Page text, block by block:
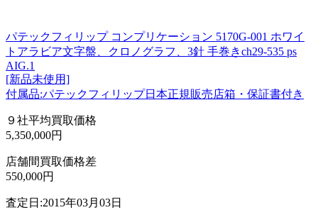
パテックフィリップ コンプリケーション 5170G-001 ホワイ
トアラビア文字盤、クロノグラフ、3針 手巻きch29-535 ps
AIG.1
[新品未使用]
付属品:パテックフィリップ日本正規販売店箱・保証書付き
９社平均買取価格
5,350,000円
店舗間買取価格差
550,000円
査定日:2015年03月03日